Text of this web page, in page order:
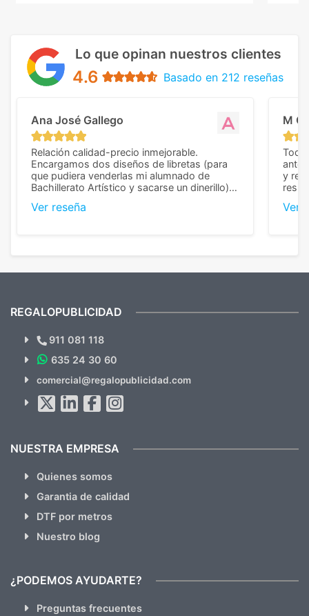
Lo que opinan nuestros clientes
4.6 Basado en 212 reseñas
Ana José Gallego
Relación calidad-precio inmejorable.
Encargamos dos diseños de libretas (para
que pudiera venderlas mi alumnado de
Bachillerato Artístico y sacarse un dinerillo) y
diferencia, con libretas de muy buena calidad
Ver reseña
M C
Todo
y
Ver
¿Quieres ver nuestras últimas
Novedades y Ofertas?
hacemos Spam)
REGALOPUBLICIDAD
911 081 118
635 24 30 60
comercial@regalopublicidad.com
NUESTRA EMPRESA
Quienes somos
Garantia de calidad
DTF por metros
Nuestro blog
¿PODEMOS AYUDARTE?
Preguntas frecuentes